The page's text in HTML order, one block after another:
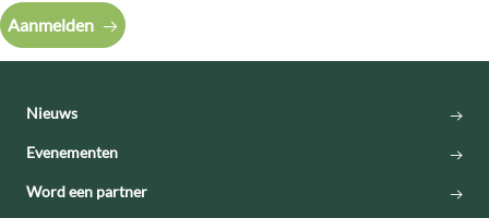
Aanmelden
Nieuws
Evenementen
Word een partner